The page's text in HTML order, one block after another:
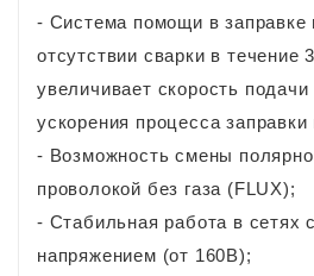
- Система помощи в заправке
отсутствии сварки в течение
увеличивает скорость
ускорения процесса
- Возможность смены
проволокой без газа (FLUX);
- Стабильная работа в сетях
напряжением (от 160В);